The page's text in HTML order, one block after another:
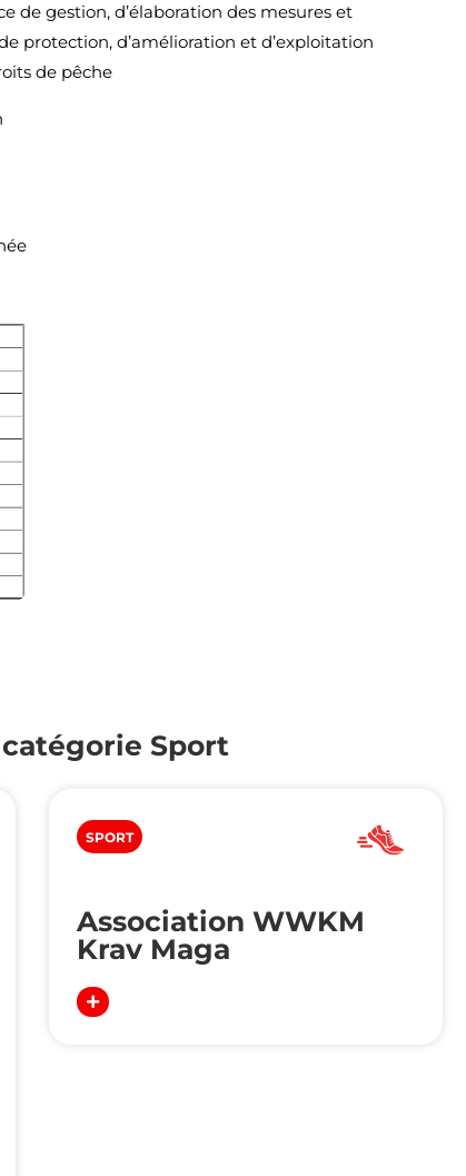
gestion, d’élaboration des mesures et
protection, d’amélioration et d’exploitation
de pêche
Sport
SPORT
Association WWKM
Krav Maga